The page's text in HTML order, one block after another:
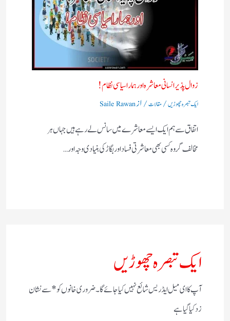
زوال پذیر انسانی معاشرہ اور ہمارا سیاسی نظام !
ایک تبصرہ چھوڑیں/مقالات/ ازSaile Rawan
اتفاق سے ہم ایک ایسے معاشرے میں سانس لے رہے ہیں جہاں ہر
مخالف گروہ کسی بھی معاشرتی فساد اور بگاڑ کی بنیادی وجہ اور…
ایک تبصرہ چھوڑیں
آپ کا ای میل ایڈریس شائع نہیں کیا جائے گا۔ضروری خانوں کو*سے نشان
زد کیا گیا ہے